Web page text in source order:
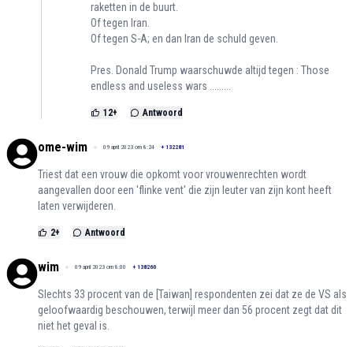
raketten in de buurt.
Of tegen Iran.
Of tegen S-A; en dan Iran de schuld geven.
Pres. Donald Trump waarschuwde altijd tegen : Those
endless and useless wars .........
12+ Antwoord
ome-wim 09 april 2023 om 8:24 + 132281
Triest dat een vrouw die opkomt voor vrouwenrechten wordt
aangevallen door een 'flinke vent' die zijn leuter van zijn kont heeft
laten verwijderen.
2+ Antwoord
wim 09 april 2023 om 8:00 + 138260
Slechts 33 procent van de [Taiwan] respondenten zei dat ze de VS als
geloofwaardig beschouwen, terwijl meer dan 56 procent zegt dat dit
niet het geval is.